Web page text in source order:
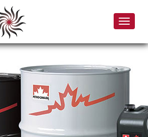
Toggle
navigation